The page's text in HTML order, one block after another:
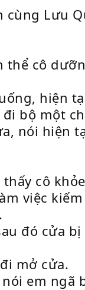
cùng Lưu
thể cô
hiện
bộ một
nói hiện
cô
việc
đó cửa bị
mở cửa.
em ngã